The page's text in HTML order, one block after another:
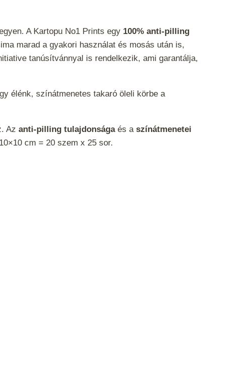
A Kartopu No1 Prints egy 100% anti-pilling
marad a gyakori használat és mosás után is,
tanúsítvánnyal is rendelkezik, ami garantálja,
élénk, színátmenetes takaró öleli körbe a
Az anti-pilling tulajdonságaés a színátmenetei
cm = 20 szem x 25 sor.